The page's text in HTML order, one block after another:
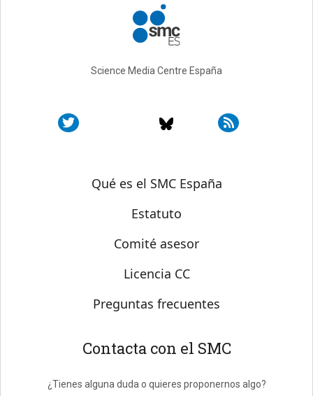
Science Media Centre España
Sobre SMC España
Qué es el SMC España
Estatuto
Comité asesor
Licencia CC
Preguntas frecuentes
Contacta con el SMC
¿Tienes alguna duda o quieres proponernos algo?